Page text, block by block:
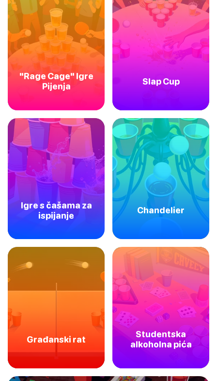
"Rage Cage" Igre
Pijenja
Slap Cup
Igre s čašama za
ispijanje
Chandelier
Građanski rat
Studentska
alkoholna pića